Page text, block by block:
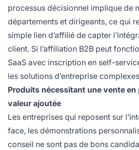
processus décisionnel implique de
départements et dirigeants, ce qui
simple lien d’affilié de capter
client. Si l’affiliation B2B peut
SaaS avec inscription en self-
les solutions d’entreprise
Produits nécessitant une vente
valeur ajoutée
Les entreprises qui reposent sur
face, les démonstrations
conseil ne sont pas de bons